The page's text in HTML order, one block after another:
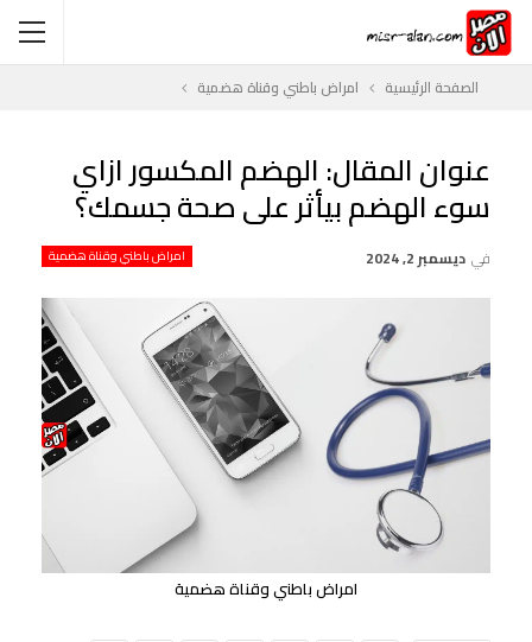
الصفحة الرئيسية امراض باطني وقناة هضمية
عنوان المقال: الهضم المكسور ازاي
سوء الهضم بيأثر على صحة جسمك؟
امراض باطني وقناة هضمية في ديسمبر 2, 2024
امراض باطني وقناة هضمية